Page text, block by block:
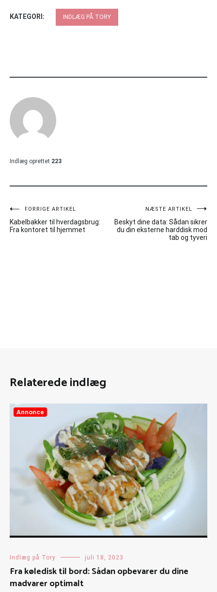
KATEGORI: INDLÆG PÅ TORY
Indlæg oprettet 223
Indlægsnavigation
FORRIGE ARTIKEL
Kabelbakker til hverdagsbrug:
Fra kontoret til hjemmet
NÆSTE ARTIKEL
Beskyt dine data: Sådan sikrer
du din eksterne harddisk mod
tab og tyveri
Relaterede indlæg
Annonce
Indlæg på Tory juli 18, 2023
Fra køledisk til bord: Sådan opbevarer du dine
madvarer optimalt